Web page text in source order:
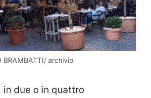
BRAMBATTI/ archivio
in due o in quattro